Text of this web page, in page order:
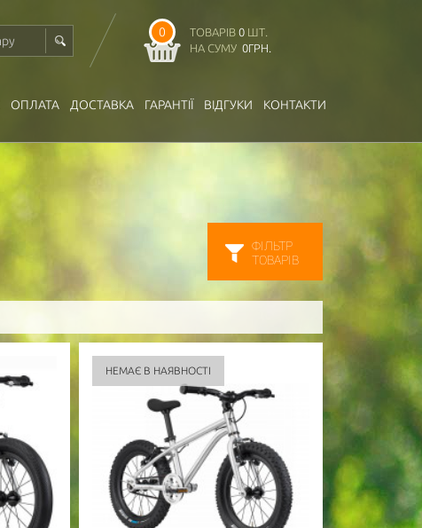
0 ТОВАРІВ 0 ШТ.
НА СУМУ 0ГРН.
ОПЛАТА ДОСТАВКА ГАРАНТІЇ ВІДГУКИ КОНТАКТИ
ФІЛЬТР
ТОВАРІВ
НЕМАЄ В НАЯВНОСТІ